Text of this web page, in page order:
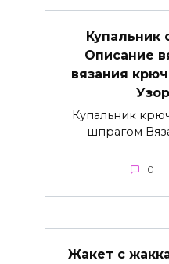
Купальник
Описание
вязания
Купальник
шпрагом
0
Жакет с